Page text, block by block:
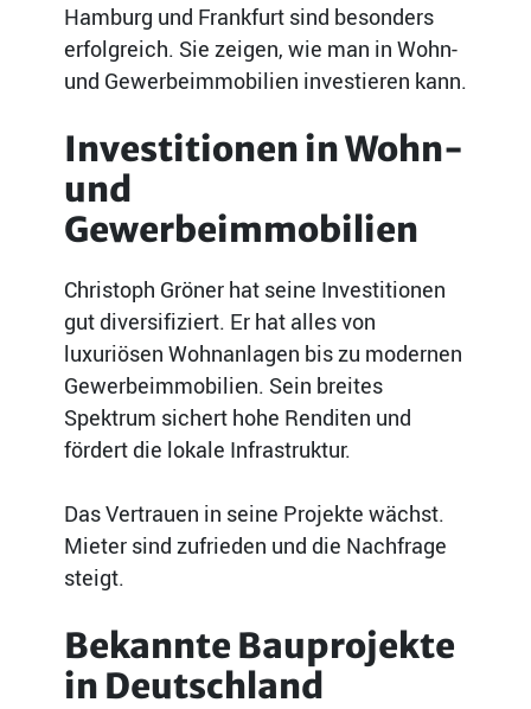
Hamburg und Frankfurt sind besonders
erfolgreich. Sie zeigen, wie man in Wohn-
und Gewerbeimmobilien investieren kann.
Investitionen in Wohn-
und
Gewerbeimmobilien
Christoph Gröner hat seine Investitionen
gut diversifiziert. Er hat alles von
luxuriösen Wohnanlagen bis zu modernen
Gewerbeimmobilien. Sein breites
Spektrum sichert hohe Renditen und
fördert die lokale Infrastruktur.
Das Vertrauen in seine Projekte wächst.
Mieter sind zufrieden und die Nachfrage
steigt.
Bekannte Bauprojekte
in Deutschland